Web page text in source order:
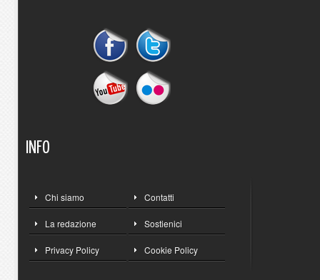
INFO
Chi siamo Contatti
La redazione Sostienici
Privacy Policy Cookie Policy